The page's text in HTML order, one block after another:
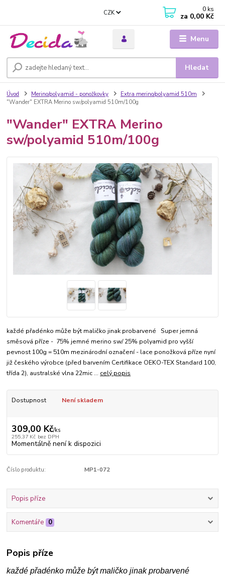
Menu
CZK
Hledat
0 ks
za 0,00 Kč
Úvod Merino/polyamid - ponožkovky
Extra merino/polyamid 510m
"Wander" EXTRA Merino sw/polyamid 510m/100g
"Wander" EXTRA Merino
sw/polyamid 510m/100g
každé přadénko může být maličko jinak probarvené Super jemná
směsová příze - 75% jemné merino sw/ 25% polyamid pro vyšší
pevnost 100g = 510m mezinárodní označení - lace ponožková příze nyní
již českého výrobce (před barvením Certifikace OEKO-TEX Standard 100,
třída 2), australské vlna 22mic ... celý popis
Dostupnost Není skladem
309,00 Kč/ks
255,37 Kč bez DPH
Momentálně není k dispozici
Číslo produktu: MP1-072
Popis příze
Komentáře 0
Popis příze
každé přadénko může být maličko jinak probarvené